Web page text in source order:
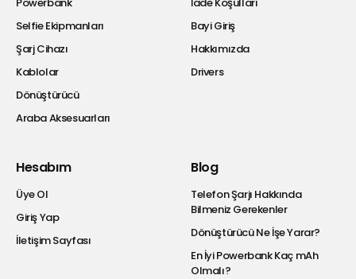
Selfie Ekipmanları
Şarj Cihazı
Kablolar
Dönüştürücü
Araba Aksesuarları
Bayi Giriş
Hakkımızda
Drivers
Hesabım
Üye Ol
Giriş Yap
İletişim Sayfası
Blog
Telefon Şarjı Hakkında
Bilmeniz Gerekenler
Dönüştürücü Ne İşe Yarar?
En İyi Powerbank Kaç mAh
Olmalı?